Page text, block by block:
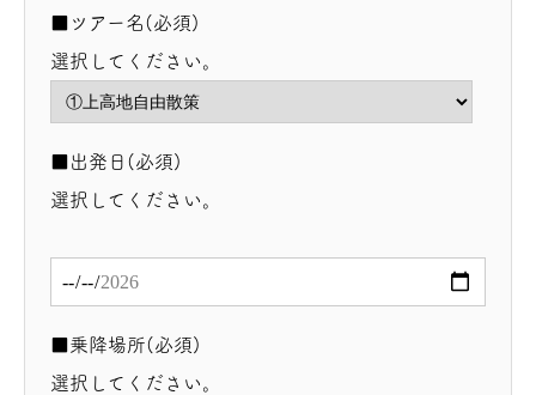
■ツアー名(必須)
選択してください。
■出発日(必須)
選択してください。
■乗降場所(必須)
選択してください。